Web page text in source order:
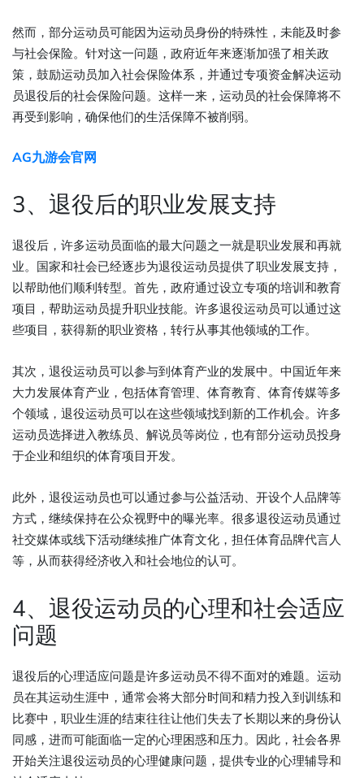
然而，部分运动员可能因为运动员身份的特殊性，未能及时参
与社会保险。针对这一问题，政府近年来逐渐加强了相关政
策，鼓励运动员加入社会保险体系，并通过专项资金解决运动
员退役后的社会保险问题。这样一来，运动员的社会保障将不
再受到影响，确保他们的生活保障不被削弱。
AG九游会官网
3、退役后的职业发展支持
退役后，许多运动员面临的最大问题之一就是职业发展和再就
业。国家和社会已经逐步为退役运动员提供了职业发展支持，
以帮助他们顺利转型。首先，政府通过设立专项的培训和教育
项目，帮助运动员提升职业技能。许多退役运动员可以通过这
些项目，获得新的职业资格，转行从事其他领域的工作。
其次，退役运动员可以参与到体育产业的发展中。中国近年来
大力发展体育产业，包括体育管理、体育教育、体育传媒等多
个领域，退役运动员可以在这些领域找到新的工作机会。许多
运动员选择进入教练员、解说员等岗位，也有部分运动员投身
于企业和组织的体育项目开发。
此外，退役运动员也可以通过参与公益活动、开设个人品牌等
方式，继续保持在公众视野中的曝光率。很多退役运动员通过
社交媒体或线下活动继续推广体育文化，担任体育品牌代言人
等，从而获得经济收入和社会地位的认可。
4、退役运动员的心理和社会适应
问题
退役后的心理适应问题是许多运动员不得不面对的难题。运动
员在其运动生涯中，通常会将大部分时间和精力投入到训练和
比赛中，职业生涯的结束往往让他们失去了长期以来的身份认
同感，进而可能面临一定的心理困惑和压力。因此，社会各界
开始关注退役运动员的心理健康问题，提供专业的心理辅导和